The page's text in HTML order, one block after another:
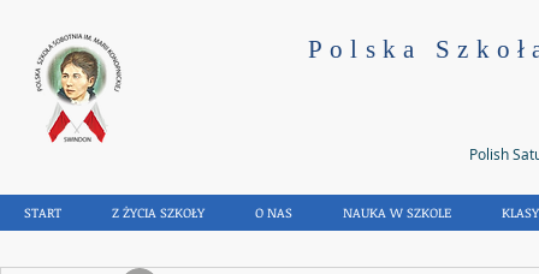
Polska
Polish
START Z ŻYCIA SZKOŁY O NAS NAUKA W SZKOLE KLASY